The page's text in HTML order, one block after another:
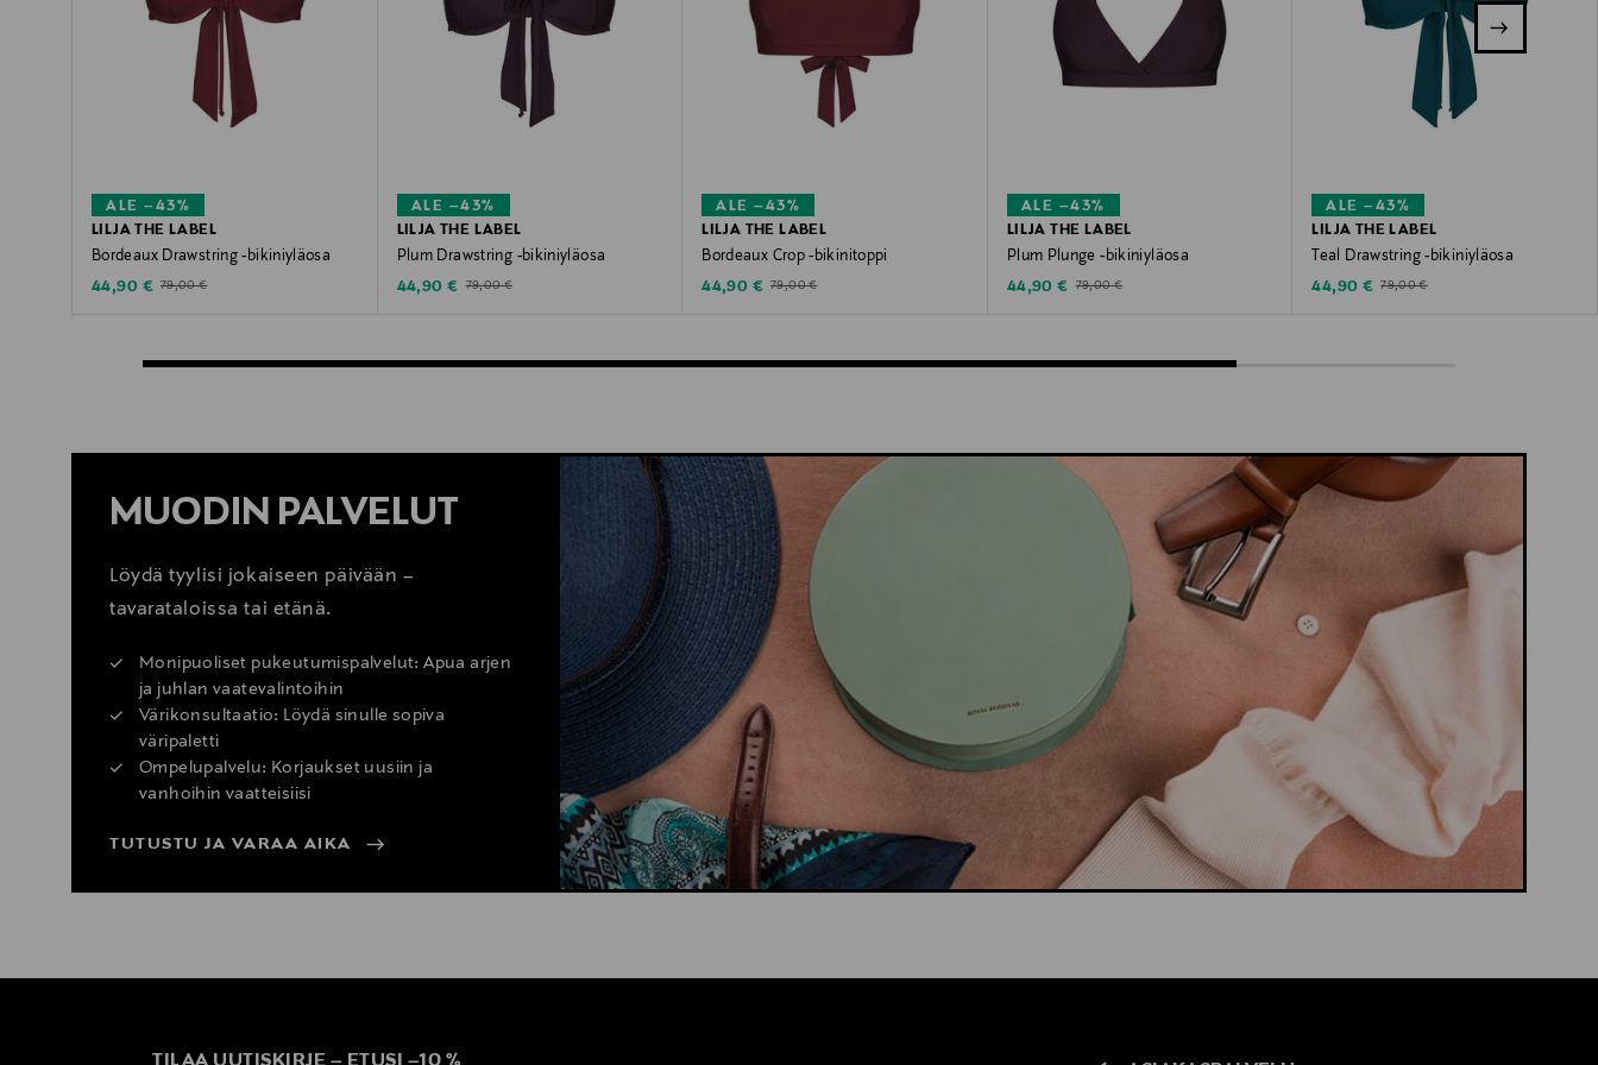
ALE –43%
LILJA THE LABEL
Bordeaux Drawstring -bikiniyläosa
Discounted Price
44,90 € Original Price
79,00 €
ALE –43%
LILJA THE LABEL
Plum Drawstring -bikiniyläosa
Discounted Price
44,90 € Original Price
79,00 €
ALE –43%
LILJA THE LABEL
Bordeaux Crop -bikinitoppi
Discounted Price
44,90 € Original Price
79,00 €
ALE –43%
LILJA THE LABEL
Plum Plunge -bikiniyläosa
Discounted Price
44,90 € Original Price
79,00 €
ALE –43%
LILJA THE LABEL
Teal Drawstring -bikiniyläosa
Discounted Price
44,90 € Original Price
79,00 €
MUODIN PALVELUT
Löydä tyylisi jokaiseen päivään –
tavarataloissa tai etänä.
Monipuoliset pukeutumispalvelut: Apua arjen
ja juhlan vaatevalintoihin
Värikonsultaatio: Löydä sinulle sopiva
väripaletti
Ompelupalvelu: Korjaukset uusiin ja
vanhoihin vaatteisiisi
TUTUSTU JA VARAA AIKA